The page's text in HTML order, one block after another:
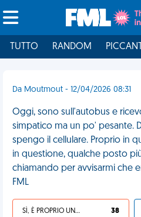
TUTTO RANDOM PICCANTI
Da Moutmout - 12/04/2026 08:31
Oggi, sono sull'autobus e
simpatico ma un po' pesante.
spengo il cellulare. Proprio in
in questione, qualche posto
chiamando per avvisarmi che
FML
SÌ, È PROPRIO UNA VDM! 38